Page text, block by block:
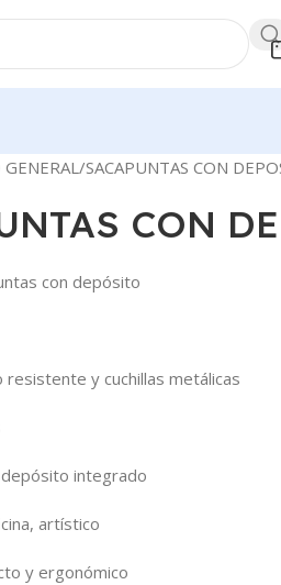
SACAPUNTAS CON
CON
con depósito
resistente y cuchillas metálicas
depósito integrado
artístico
y ergonómico